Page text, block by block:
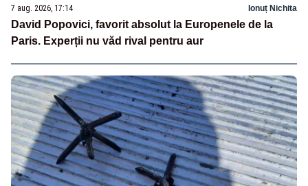
7 aug. 2026, 17:14 Ionuț Nichita
David Popovici, favorit absolut la Europenele de la
Paris. Experții nu văd rival pentru aur